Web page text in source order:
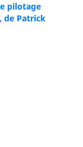
pilotage
de Patrick